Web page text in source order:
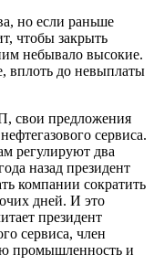
но если раньше
чтобы закрыть
небывало высокие.
вплоть до невыплаты
свои предложения
сервиса.
регулируют два
назад президент
компании сократить
дней. И это
президент
сервиса, член
промышленность и